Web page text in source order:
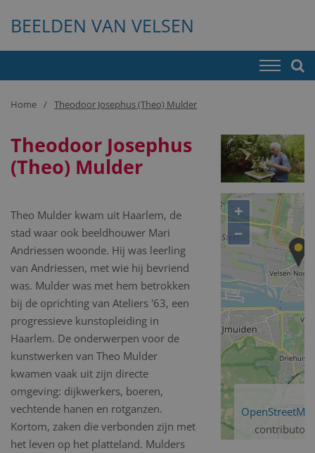
BEELDEN VAN VELSEN
Home Theodoor Josephus (Theo) Mulder
Theodoor Josephus
(Theo) Mulder
Theo Mulder kwam uit Haarlem, de
stad waar ook beeldhouwer Mari
Andriessen woonde. Hij was leerling
van Andriessen, met wie hij bevriend
was. Mulder was met hem betrokken
bij de oprichting van Ateliers '63, een
progressieve kunstopleiding in
Haarlem. De onderwerpen voor de
kunstwerken van Theo Mulder
kwamen vaak uit zijn directe
omgeving: dijkwerkers, boeren,
vechtende hanen en rotganzen.
Kortom, zaken die verbonden zijn met
het leven op het platteland. Mulders
+
−